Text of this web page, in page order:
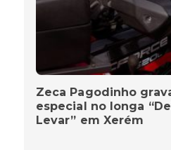
Zeca Pagodinho
especial no longa
Levar” em Xerém